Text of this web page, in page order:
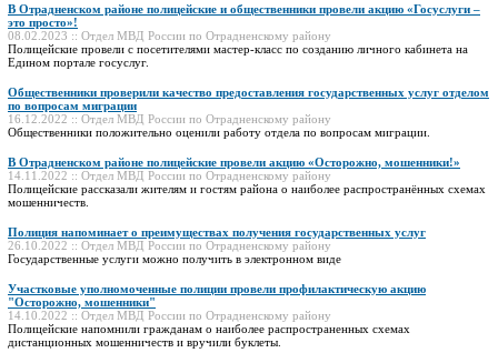
В Отрадненском районе полицейские и общественники провели акцию «Госуслуги –
это просто»!
08.02.2023 :: Отдел МВД России по Отрадненскому району
Полицейские провели с посетителями мастер-класс по созданию личного кабинета на
Едином портале госуслуг.
Общественники проверили качество предоставления государственных услуг отделом
по вопросам миграции
16.12.2022 :: Отдел МВД России по Отрадненскому району
Общественники положительно оценили работу отдела по вопросам миграции.
В Отрадненском районе полицейские провели акцию «Осторожно, мошенники!»
14.11.2022 :: Отдел МВД России по Отрадненскому району
Полицейские рассказали жителям и гостям района о наиболее распространённых схемах
мошенничеств.
Полиция напоминает о преимуществах получения государственных услуг
26.10.2022 :: Отдел МВД России по Отрадненскому району
Государственные услуги можно получить в электронном виде
Участковые уполномоченные полиции провели профилактическую акцию
"Осторожно, мошенники"
14.10.2022 :: Отдел МВД России по Отрадненскому району
Полицейские напомнили гражданам о наиболее распространенных схемах
дистанционных мошенничеств и вручили буклеты.